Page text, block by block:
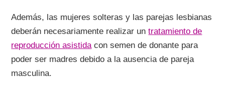
Además, las mujeres solteras y las parejas lesbianas
deberán necesariamente realizar untratamiento de
reproducción asistidacon semen de donante para
poder ser madres debido a la ausencia de pareja
masculina.